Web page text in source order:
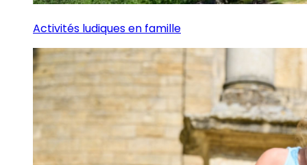
Activités ludiques en famille